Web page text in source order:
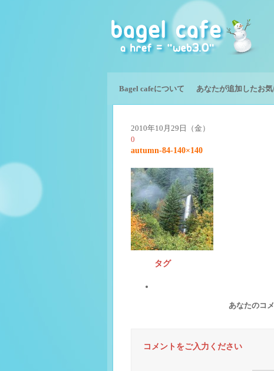
Bagel cafeについて あなたが追加したお
2010年10月29日（金）
0
autumn-84-140×140
タグ
あなたのコ
コメントをご入力ください